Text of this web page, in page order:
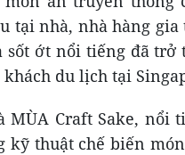
tại nhà, nhà hàng
sốt ớt nổi tiếng đã
du lịch tại
MÙA Craft Sake, nổi
kỹ thuật chế biến